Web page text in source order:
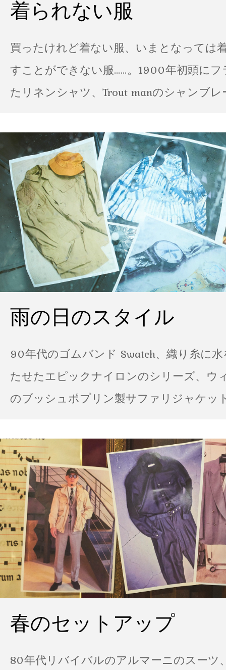
着られない服
買ったけれど着ない服、いまとなっては
すことができない服……。1900年初頭に
たリネンシャツ、Trout manのシャンブ
雨の日のスタイル
90年代のゴムバンド Swatch、織り糸に
たせたエピックナイロンのシリーズ、ウ
のブッシュポプリン製サファリジャケッ
春のセットアップ
80年代リバイバルのアルマーニのスーツ